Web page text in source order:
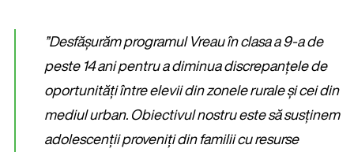
”Desfășurăm programul Vreau în clasa a 9-a de
peste 14 ani pentru a diminua discrepanțele de
oportunități între elevii din zonele rurale și cei din
mediul urban. Obiectivul nostru este să susținem
adolescenții proveniți din familii cu resurse